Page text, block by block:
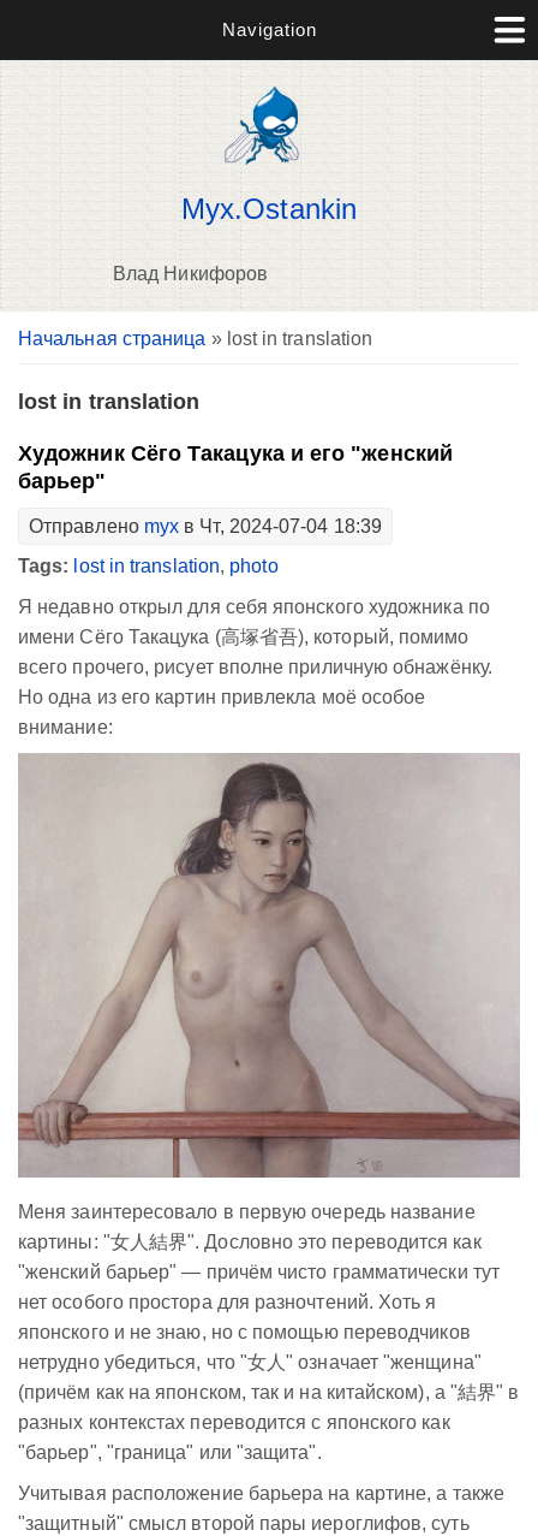
Navigation
Myx.Ostankin
Влад Никифоров
Вы здесь
Начальная страница » lost in translation
lost in translation
Художник Сёго Такацука и его "женский
барьер"
Отправлено myx в Чт, 2024-07-04 18:39
Tags: lost in translation, photo
Я недавно открыл для себя японского художника по
имени Сёго Такацука (高塚省吾), который, помимо
всего прочего, рисует вполне приличную обнажёнку.
Но одна из его картин привлекла моё особое
внимание:
Меня заинтересовало в первую очередь название
картины: "女人結界". Дословно это переводится как
"женский барьер" — причём чисто грамматически тут
нет особого простора для разночтений. Хоть я
японского и не знаю, но с помощью переводчиков
нетрудно убедиться, что "女人" означает "женщина"
(причём как на японском, так и на китайском), а "結界" в
разных контекстах переводится с японского как
"барьер", "граница" или "защита".
Учитывая расположение барьера на картине, а также
"защитный" смысл второй пары иероглифов, суть